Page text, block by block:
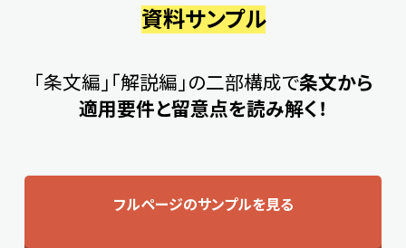
資料サンプル
「条文編」「解説編」の二部構成で条文から
適用要件と留意点を読み解く！
フルページのサンプルを見る